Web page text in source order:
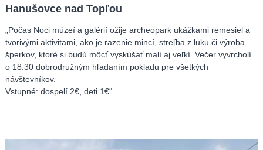
Hanušovce nad Topľou
„Počas Noci múzeí a galérií ožije archeopark ukážkami remesiel a
tvorivými aktivitami, ako je razenie mincí, streľba z luku či výroba
šperkov, ktoré si budú môcť vyskúšať malí aj veľkí. Večer vyvrcholí
o 18:30 dobrodružným hľadaním pokladu pre všetkých
návštevníkov.
Vstupné: dospelí 2€, deti 1€“